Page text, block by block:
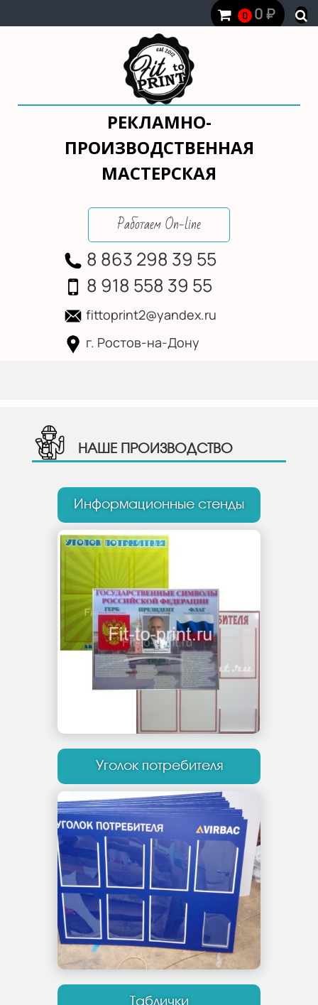
0 0₽
РЕКЛАМНО-
ПРОИЗВОДСТВЕННАЯ
МАСТЕРСКАЯ
Работаем On-line
8 863 298 39 55
8 918 558 39 55
fittoprint2@yandex.ru
г. Ростов-на-Дону
НАШЕ ПРОИЗВОДСТВО
Информационные стенды
Уголок потребителя
Таблички